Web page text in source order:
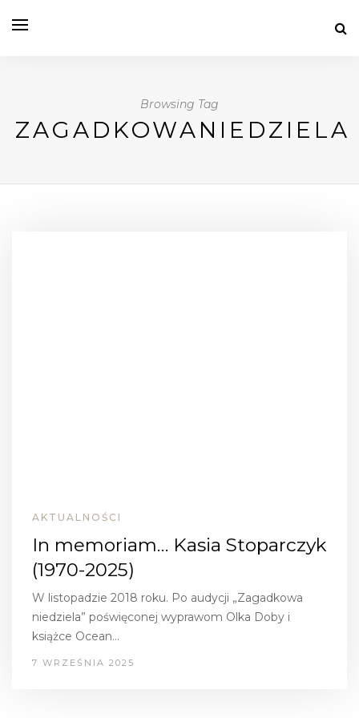
Browsing Tag
ZAGADKOWANIEDZIELA
AKTUALNOŚCI
In memoriam… Kasia Stoparczyk
(1970-2025)
W listopadzie 2018 roku. Po audycji „Zagadkowa
niedziela” poświęconej wyprawom Olka Doby i
książce Ocean…
7 WRZEŚNIA 2025